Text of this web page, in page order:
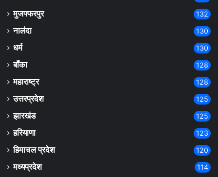
मुजफ्फरपुर 132
नालंदा 130
धर्म 130
बाँका 128
महाराष्ट्र 128
उत्तरप्रदेश 125
झारखंड 125
हरियाणा 123
हिमाचल प्रदेश 120
मध्यप्रदेश 114